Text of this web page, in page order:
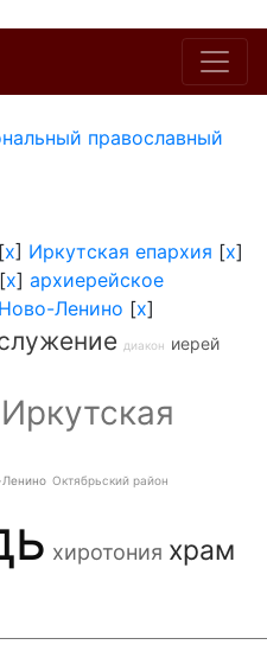
православный
[x] Иркутская епархия [x]
[x] архиерейское
Ново-Ленино [x]
диакон иерей
Иркутская
Октябрьский район
хиротония храм